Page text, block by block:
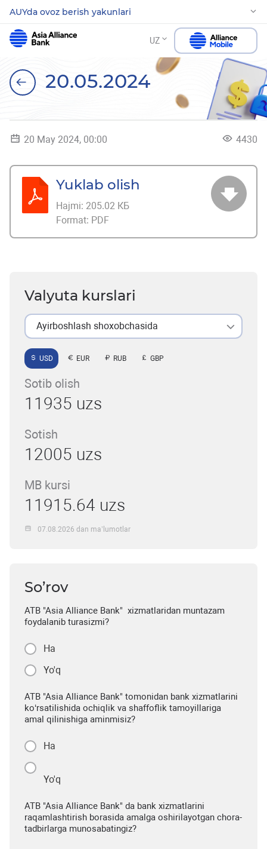
AUYda ovoz berish yakunlari
UZ
20.05.2024
20 May 2024, 00:00 4430
Yuklab olish
Hajmi: 205.02 КБ
Format: PDF
Valyuta kurslari
Ayirboshlash shoxobchasida
USD EUR RUB GBP
Sotib olish
11935 uzs
Sotish
12005 uzs
MB kursi
11915.64 uzs
07.08.2026 dan ma’lumotlar
So’rov
ATB "Asia Alliance Bank" xizmatlaridan muntazam
foydalanib turasizmi?
Ha
Yo'q
ATB "Asia Alliance Bank" tomonidan bank xizmatlarini
ko‘rsatilishida ochiqlik va shaffoflik tamoyillariga
amal qilinishiga aminmisiz?
Ha
Yo'q
ATB "Asia Alliance Bank" da bank xizmatlarini
raqamlashtirish borasida amalga oshirilayotgan chora-
tadbirlarga munosabatingiz?